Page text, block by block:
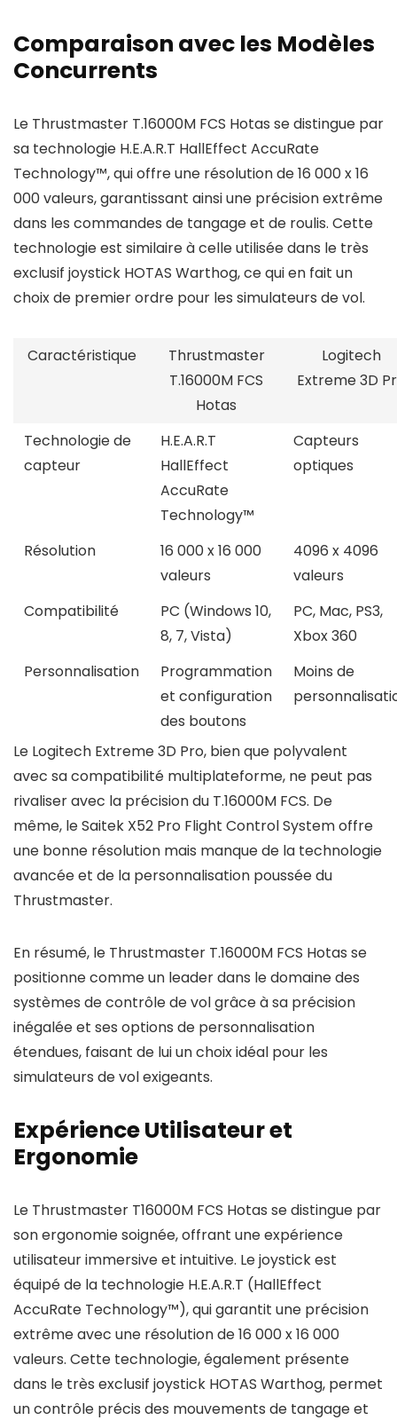
Comparaison avec les Modèles
Concurrents
Le Thrustmaster T.16000M FCS Hotas se distingue par
sa technologie H.E.A.R.T HallEffect AccuRate
Technology™, qui offre une résolution de 16 000 x 16
000 valeurs, garantissant ainsi une précision extrême
dans les commandes de tangage et de roulis. Cette
technologie est similaire à celle utilisée dans le très
exclusif joystick HOTAS Warthog, ce qui en fait un
choix de premier ordre pour les simulateurs de vol.
Caractéristique
Thrustmaster
T.16000M FCS
Hotas
Logitech
Extreme 3D
Technologie de
capteur
H.E.A.R.T
HallEffect
AccuRate
Technology™
Capteurs
optiques
Résolution
16 000 x 16 000
valeurs
4096 x 4096
valeurs
Compatibilité
PC (Windows 10,
8, 7, Vista)
PC, Mac, PS3,
Xbox 360
Personnalisation
Programmation
et configuration
des boutons
Moins de
Le Logitech Extreme 3D Pro, bien que polyvalent
avec sa compatibilité multiplateforme, ne peut pas
rivaliser avec la précision du T.16000M FCS. De
même, le Saitek X52 Pro Flight Control System offre
une bonne résolution mais manque de la technologie
avancée et de la personnalisation poussée du
Thrustmaster.
En résumé, le Thrustmaster T.16000M FCS Hotas se
positionne comme un leader dans le domaine des
systèmes de contrôle de vol grâce à sa précision
inégalée et ses options de personnalisation
étendues, faisant de lui un choix idéal pour les
simulateurs de vol exigeants.
Expérience Utilisateur et
Ergonomie
Le Thrustmaster T16000M FCS Hotas se distingue par
son ergonomie soignée, offrant une expérience
utilisateur immersive et intuitive. Le joystick est
équipé de la technologie H.E.A.R.T (HallEffect
AccuRate Technology™), qui garantit une précision
extrême avec une résolution de 16 000 x 16 000
valeurs. Cette technologie, également présente
dans le très exclusif joystick HOTAS Warthog, permet
un contrôle précis des mouvements de tangage et